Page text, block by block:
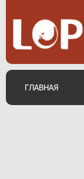
ГЛАВНАЯ